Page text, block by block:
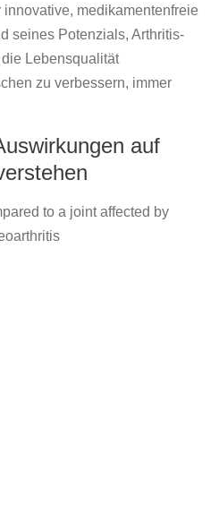
innovative, medikamentenfreie
seines Potenzials, Arthritis-
Lebensqualität
zu verbessern, immer
auf